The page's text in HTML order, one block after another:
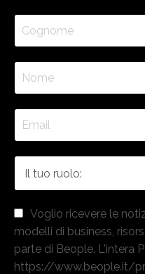
Voglio ricevere le
modelli di business,
parte di Beople. L'intera
https://www.beople.it/